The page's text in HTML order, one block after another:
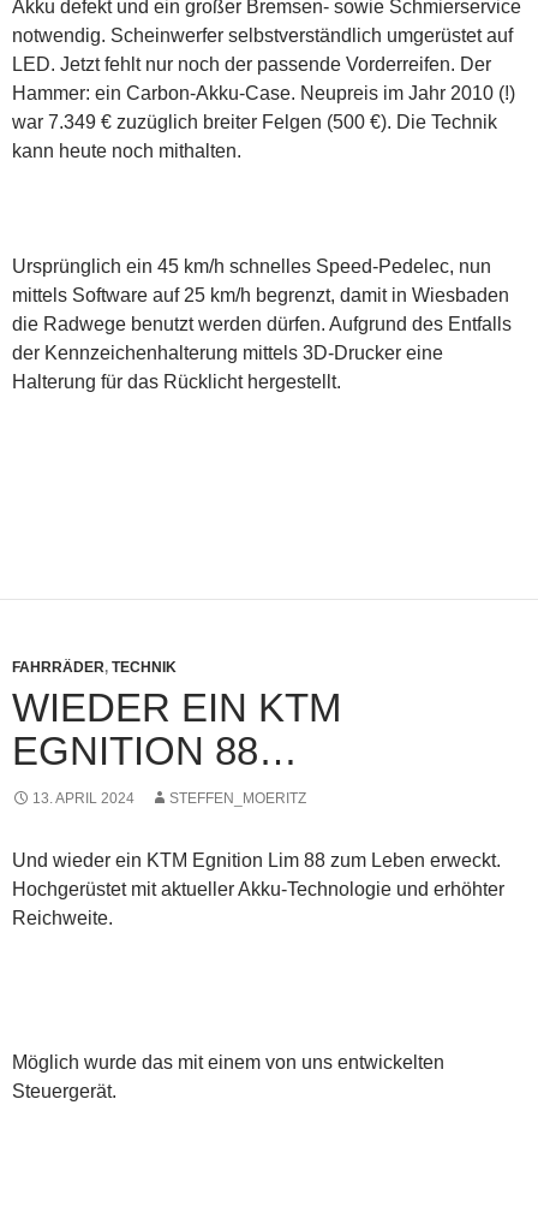
Akku defekt und ein großer Bremsen- sowie Schmierservice
notwendig. Scheinwerfer selbstverständlich umgerüstet auf
LED. Jetzt fehlt nur noch der passende Vorderreifen. Der
Hammer: ein Carbon-Akku-Case. Neupreis im Jahr 2010 (!)
war 7.349 € zuzüglich breiter Felgen (500 €). Die Technik
kann heute noch mithalten.
Ursprünglich ein 45 km/h schnelles Speed-Pedelec, nun
mittels Software auf 25 km/h begrenzt, damit in Wiesbaden
die Radwege benutzt werden dürfen. Aufgrund des Entfalls
der Kennzeichenhalterung mittels 3D-Drucker eine
Halterung für das Rücklicht hergestellt.
FAHRRÄDER, TECHNIK
WIEDER EIN KTM
EGNITION 88…
13. APRIL 2024 STEFFEN_MOERITZ
Und wieder ein KTM Egnition Lim 88 zum Leben erweckt.
Hochgerüstet mit aktueller Akku-Technologie und erhöhter
Reichweite.
Möglich wurde das mit einem von uns entwickelten
Steuergerät.